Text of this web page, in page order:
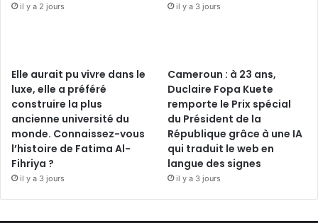
il y a 2 jours il y a 3 jours
Elle aurait pu vivre dans le
luxe, elle a préféré
construire la plus
ancienne université du
monde. Connaissez-vous
l’histoire de Fatima Al-
Fihriya ?
il y a 3 jours
Cameroun : à 23 ans,
Duclaire Fopa Kuete
remporte le Prix spécial
du Président de la
République grâce à une IA
qui traduit le web en
langue des signes
il y a 3 jours